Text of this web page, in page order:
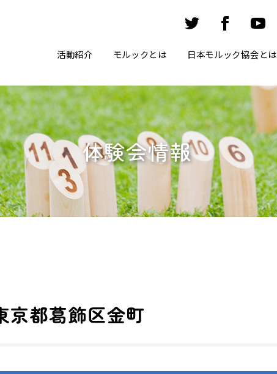
活動紹介 モルックとは 日本モルック協会とは
体験会情報
京都葛飾区金町